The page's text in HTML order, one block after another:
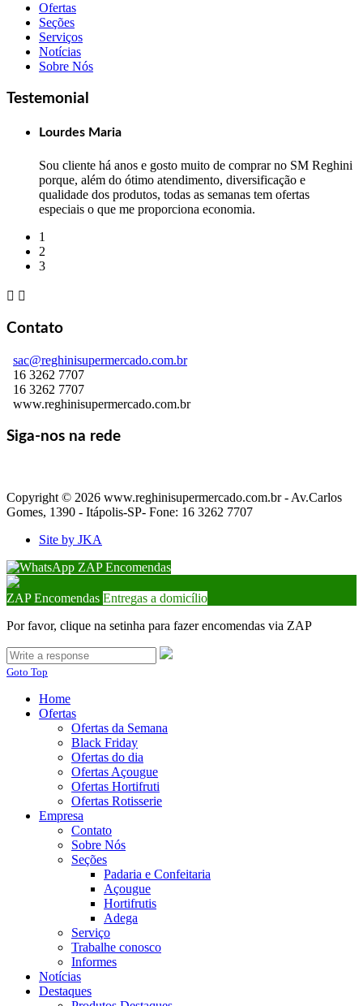
Ofertas
Seções
Serviços
Notícias
Sobre Nós
Testemonial
Lourdes Maria
Sou cliente há anos e gosto muito de comprar no SM Reghini
porque, além do ótimo atendimento, diversificação e
qualidade dos produtos, todas as semanas tem ofertas
especiais o que me proporciona economia.
1
2
3
 
Contato
sac@reghinisupermercado.com.br
16 3262 7707
16 3262 7707
www.reghinisupermercado.com.br
Siga-nos na rede
Copyright © 2026 www.reghinisupermercado.com.br - Av.Carlos
Gomes, 1390 - Itápolis-SP- Fone: 16 3262 7707
Site by JKA
ZAP Encomendas
ZAP Encomendas Entregas a domicílio
Por favor, clique na setinha para fazer encomendas via ZAP
Goto Top
Home
Ofertas
Ofertas da Semana
Black Friday
Ofertas do dia
Ofertas Açougue
Ofertas Hortifruti
Ofertas Rotisserie
Empresa
Contato
Sobre Nós
Seções
Padaria e Confeitaria
Açougue
Hortifrutis
Adega
Serviço
Trabalhe conosco
Informes
Notícias
Destaques